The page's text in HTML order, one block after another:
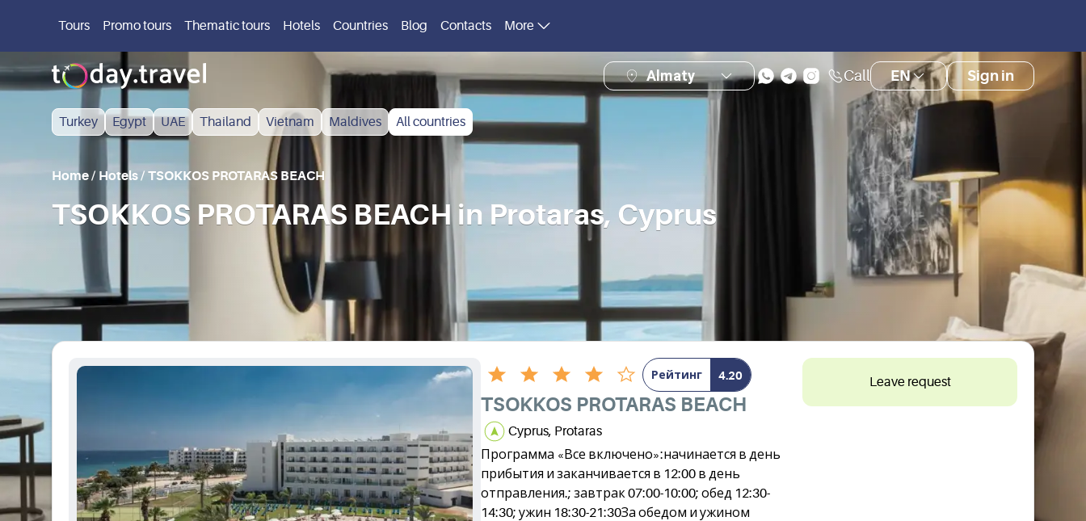
Tours Promo tours Thematic tours Hotels Countries Blog Contacts More
Almaty Call EN Sign in
Turkey Egypt UAE Thailand Vietnam Maldives All countries
Home/ Hotels/ TSOKKOS PROTARAS BEACH
TSOKKOS PROTARAS BEACH in Protaras, Cyprus
Рейтинг 4.20
TSOKKOS PROTARAS BEACH
Cyprus, Protaras
Программа «Все включено»:начинается в день
прибытия и заканчивается в 12:00 в день
отправления.; завтрак 07:00-10:00; обед 12:30-
14:30; ужин 18:30-21:30За обедом и ужином
Leave request